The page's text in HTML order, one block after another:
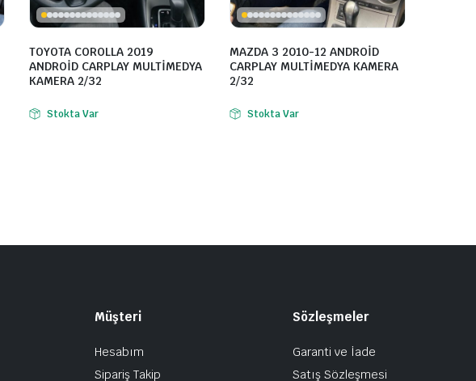
TOYOTA COROLLA 2019
ANDROİD CARPLAY MULTİMEDYA
KAMERA 2/32
Stokta Var
MAZDA 3 2010-12 ANDROİD
CARPLAY MULTİMEDYA KAMERA
2/32
Stokta Var
Müşteri
Hesabım
Sipariş Takip
Sözleşmeler
Garanti ve İade
Satış Sözleşmesi